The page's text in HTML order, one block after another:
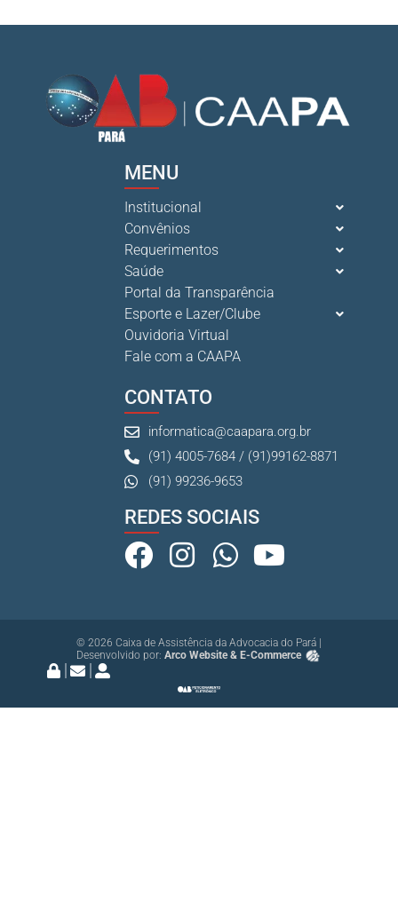
MENU
Institucional
Convênios
Requerimentos
Saúde
Portal da Transparência
Esporte e Lazer/Clube
Ouvidoria Virtual
Fale com a CAAPA
CONTATO
informatica@caapara.org.br
(91) 4005-7684 / (91)99162-8871
(91) 99236-9653
REDES SOCIAIS
© 2026 Caixa de Assistência da Advocacia do Pará |
Desenvolvido por: Arco Website & E-Commerce